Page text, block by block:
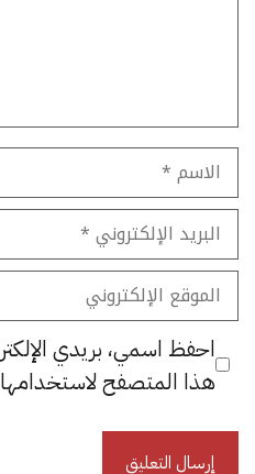
الاسم
البريد
الإلكتروني
الموقع
الإلكتروني
احفظ اسمي، بريدي
هذا المتصفح لاستخدامها